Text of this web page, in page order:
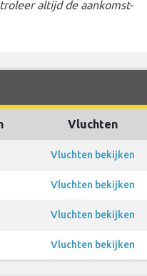
altijd de aankomst-
Vluchten
Vluchten bekijken
Vluchten bekijken
Vluchten bekijken
Vluchten bekijken